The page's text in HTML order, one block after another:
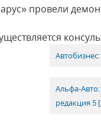
провели
Альфа-
редакция 5